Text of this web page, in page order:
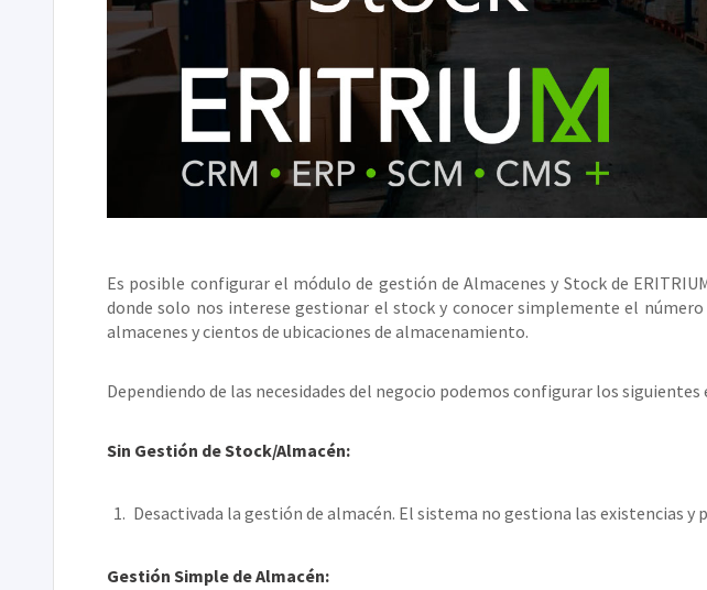
Es posible configurar el módulo de gestión de Almacenes y Stock de
donde solo nos interese gestionar el stock y conocer simplemente el
almacenes y cientos de ubicaciones de almacenamiento.
Dependiendo de las necesidades del negocio podemos configurar los siguientes
Sin Gestión de Stock/Almacén:
Desactivada la gestión de almacén. El sistema no gestiona las existencias
Gestión Simple de Almacén: